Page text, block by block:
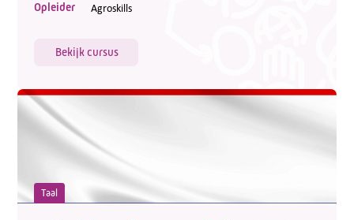
Opleider Agroskills
Bekijk cursus
Taal